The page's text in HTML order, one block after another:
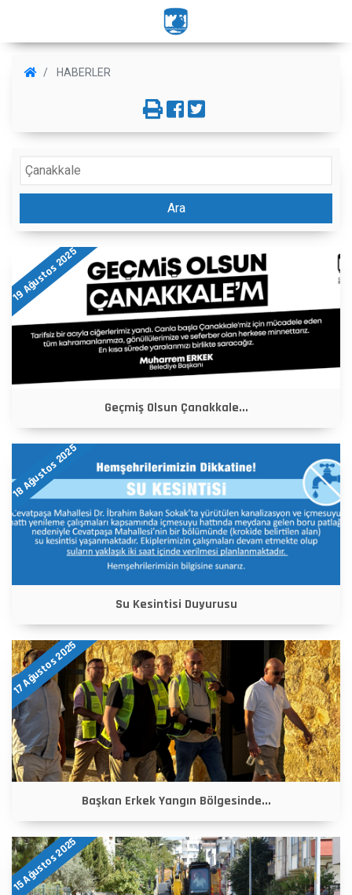
HABERLER
Ara
19 Ağustos 2025
Geçmiş Olsun Çanakkale...
18 Ağustos 2025
Su Kesintisi Duyurusu
17 Ağustos 2025
Başkan Erkek Yangın Bölgesinde...
15 Ağustos 2025